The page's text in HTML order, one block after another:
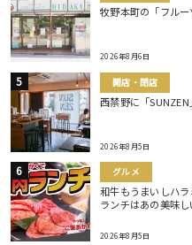
牧野本町の「フル
2026年8月6日
開店・閉店
西禁野に「
2026年8月5日
グルメ
和牛もうまいしハ
ランチはあの美味
2026年8月5日